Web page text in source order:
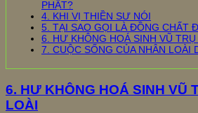
PHẬT?
4. KHI VỊ THIỀN SƯ NÓI
5. TẠI SAO GỌI LÀ ĐỒNG CHẤT
6. HƯ KHÔNG HOÁ SINH VŨ TRỤ
7. CUỘC SỐNG CỦA NHÂN LOÀI
6. HƯ KHÔNG HOÁ SINH VŨ
LOÀI